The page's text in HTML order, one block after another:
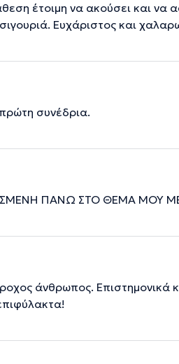
έτοιμη να ακούσει και
Ευχάριστος και
συνέδρια.
ΠΑΝΩ ΣΤΟ ΘΕΜΑ ΜΟΥ
άνθρωπος. Επιστημονικά